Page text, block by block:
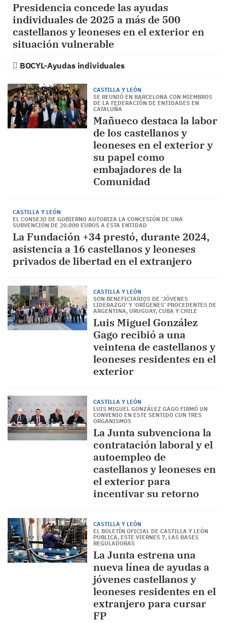
Presidencia concede las ayudas
individuales de 2025 a más de 500
castellanos y leoneses en el exterior en
situación vulnerable
BOCYL-Ayudas individuales
CASTILLA Y LEÓN
SE REUNIÓ EN BARCELONA CON MIEMBROS
DE LA FEDERACIÓN DE ENTIDADES EN
CATALUÑA
Mañueco destaca la labor
de los castellanos y
leoneses en el exterior y
su papel como
embajadores de la
Comunidad
CASTILLA Y LEÓN
EL CONSEJO DE GOBIERNO AUTORIZA LA CONCESIÓN DE UNA
SUBVENCIÓN DE 20.000 EUROS A ESTA ENTIDAD
La Fundación +34 prestó, durante 2024,
asistencia a 16 castellanos y leoneses
privados de libertad en el extranjero
CASTILLA Y LEÓN
SON BENEFICIARIOS DE ‘JÓVENES
LIDERAZGO’ Y ‘ORÍGENES’ PROCEDENTES DE
ARGENTINA, URUGUAY, CUBA Y CHILE
Luis Miguel González
Gago recibió a una
veintena de castellanos y
leoneses residentes en el
exterior
CASTILLA Y LEÓN
LUIS MIGUEL GONZÁLEZ GAGO FIRMÓ UN
CONVENIO EN ESTE SENTIDO CON TRES
ORGANISMOS
La Junta subvenciona la
contratación laboral y el
autoempleo de
castellanos y leoneses en
el exterior para
incentivar su retorno
CASTILLA Y LEÓN
EL BOLETÍN OFICIAL DE CASTILLA Y LEÓN
PUBLICA, ESTE VIERNES 7, LAS BASES
REGULADORAS
La Junta estrena una
nueva línea de ayudas a
jóvenes castellanos y
leoneses residentes en el
extranjero para cursar
FP